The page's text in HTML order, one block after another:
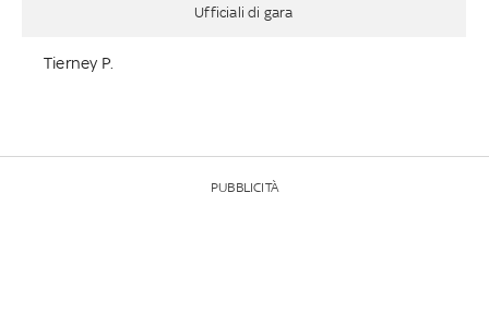
Ufficiali di gara
Tierney P.
PUBBLICITÀ